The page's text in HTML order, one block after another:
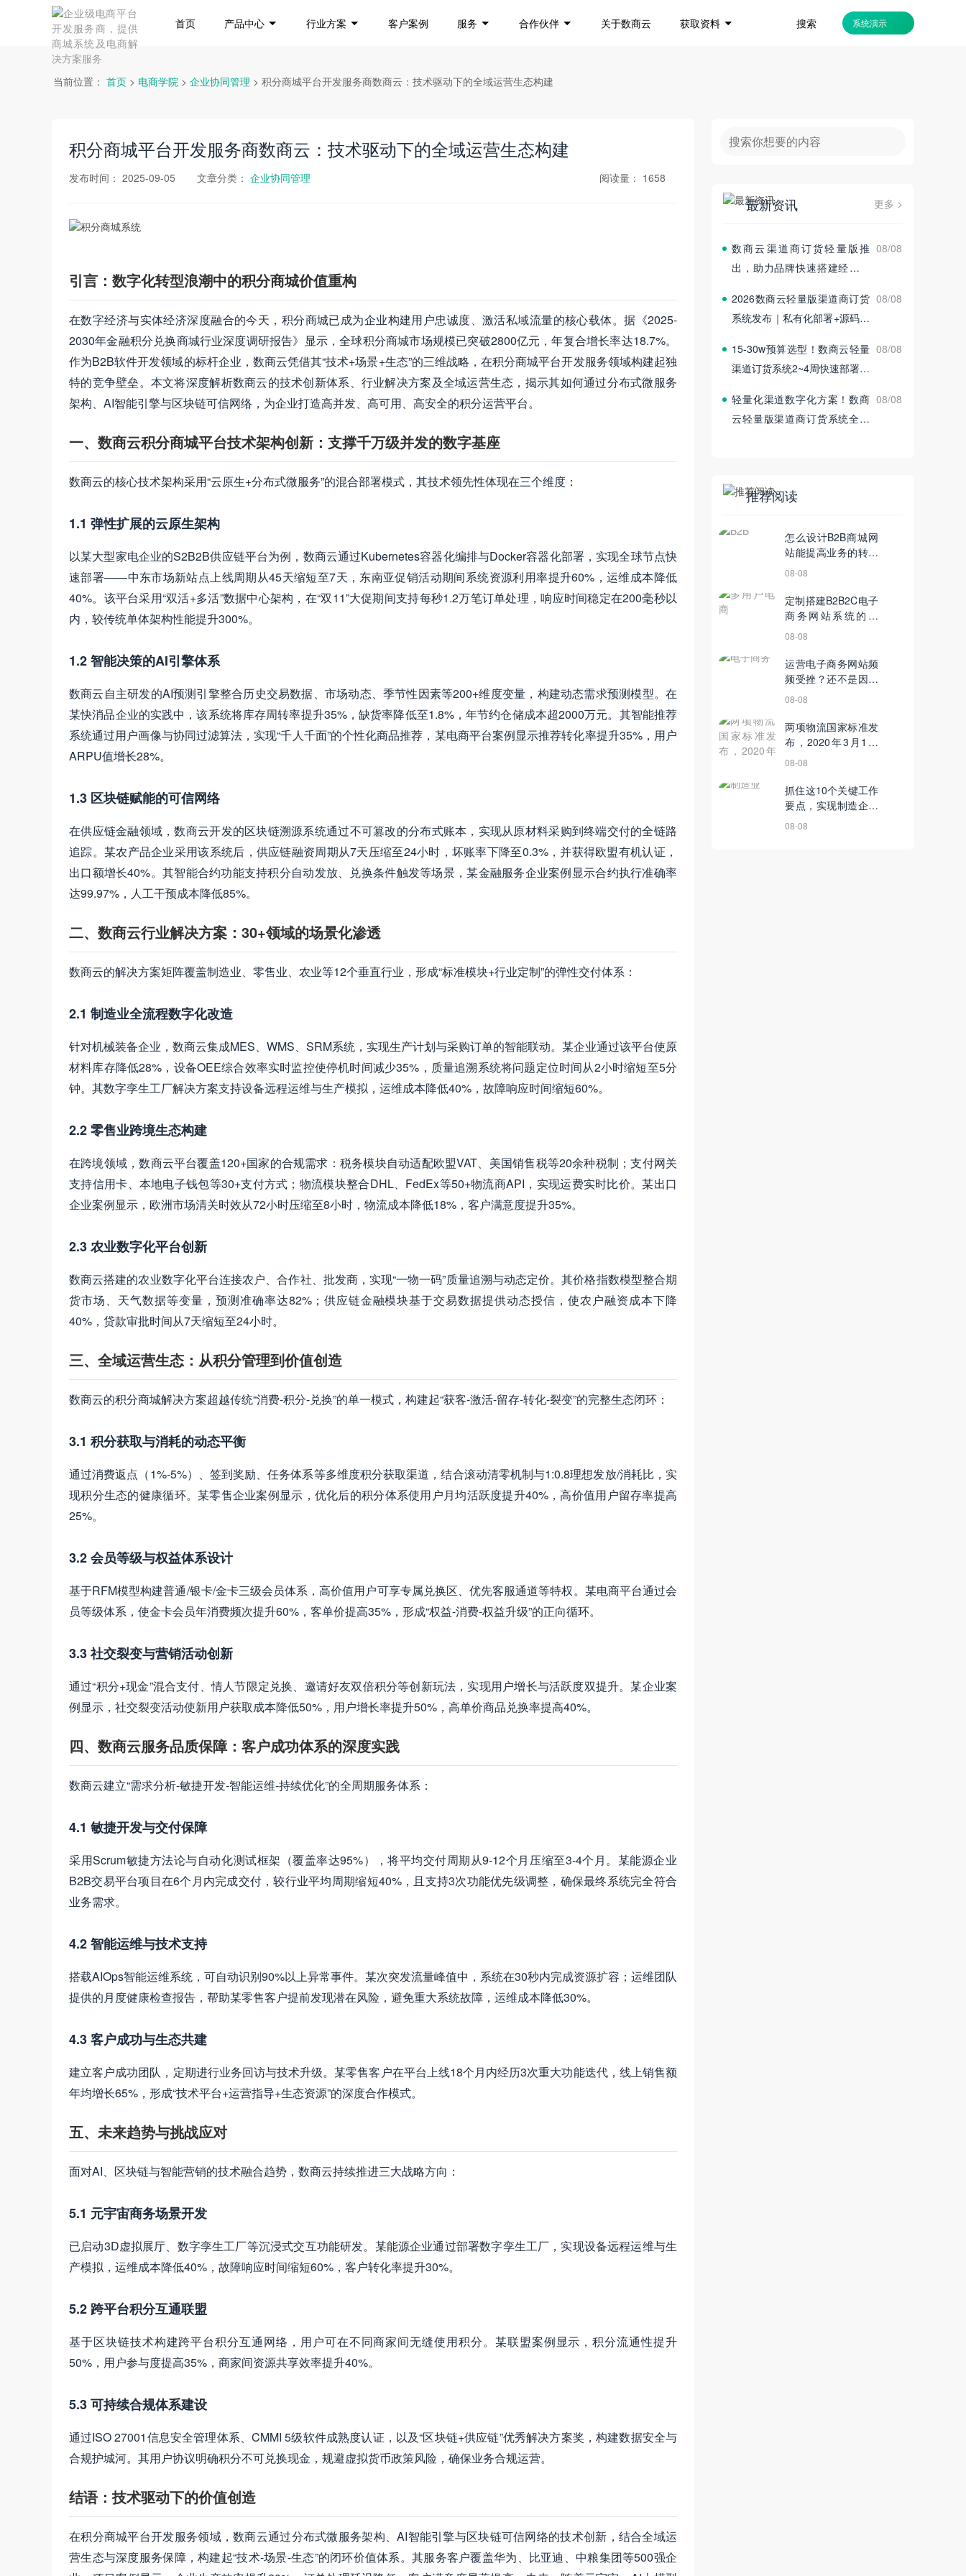
首页 产品中心 行业方案 客户案例 服务 合作伙伴 关于数商云 获取资料 搜索 系统演示
当前位置： 首页 > 电商学院 > 企业协同管理 > 积分商城平台开发服务商数商云：技术驱动下的全域运营生态构建
积分商城平台开发服务商数商云：技术驱动下的全域运营生态构建
发布时间： 2025-09-05 文章分类： 企业协同管理 阅读量： 1658
引言：数字化转型浪潮中的积分商城价值重构
在数字经济与实体经济深度融合的今天，积分商城已成为企业构建用户忠诚度、激活私域流量的核心载体。据《2025-
2030年金融积分兑换商城行业深度调研报告》显示，全球积分商城市场规模已突破2800亿元，年复合增长率达18.7%。
作为B2B软件开发领域的标杆企业，数商云凭借其“技术+场景+生态”的三维战略，在积分商城平台开发服务领域构建起独
特的竞争壁垒。本文将深度解析数商云的技术创新体系、行业解决方案及全域运营生态，揭示其如何通过分布式微服务
架构、AI智能引擎与区块链可信网络，为企业打造高并发、高可用、高安全的积分运营平台。
一、数商云积分商城平台技术架构创新：支撑千万级并发的数字基座
数商云的核心技术架构采用“云原生+分布式微服务”的混合部署模式，其技术领先性体现在三个维度：
1.1 弹性扩展的云原生架构
以某大型家电企业的S2B2B供应链平台为例，数商云通过Kubernetes容器化编排与Docker容器化部署，实现全球节点快
速部署——中东市场新站点上线周期从45天缩短至7天，东南亚促销活动期间系统资源利用率提升60%，运维成本降低
40%。该平台采用“双活+多活”数据中心架构，在“双11”大促期间支持每秒1.2万笔订单处理，响应时间稳定在200毫秒以
内，较传统单体架构性能提升300%。
1.2 智能决策的AI引擎体系
数商云自主研发的AI预测引擎整合历史交易数据、市场动态、季节性因素等200+维度变量，构建动态需求预测模型。在
某快消品企业的实践中，该系统将库存周转率提升35%，缺货率降低至1.8%，年节约仓储成本超2000万元。其智能推荐
系统通过用户画像与协同过滤算法，实现“千人千面”的个性化商品推荐，某电商平台案例显示推荐转化率提升35%，用户
ARPU值增长28%。
1.3 区块链赋能的可信网络
在供应链金融领域，数商云开发的区块链溯源系统通过不可篡改的分布式账本，实现从原材料采购到终端交付的全链路
追踪。某农产品企业采用该系统后，供应链融资周期从7天压缩至24小时，坏账率下降至0.3%，并获得欧盟有机认证，
出口额增长40%。其智能合约功能支持积分自动发放、兑换条件触发等场景，某金融服务企业案例显示合约执行准确率
达99.97%，人工干预成本降低85%。
二、数商云行业解决方案：30+领域的场景化渗透
数商云的解决方案矩阵覆盖制造业、零售业、农业等12个垂直行业，形成“标准模块+行业定制”的弹性交付体系：
2.1 制造业全流程数字化改造
针对机械装备企业，数商云集成MES、WMS、SRM系统，实现生产计划与采购订单的智能联动。某企业通过该平台使原
材料库存降低28%，设备OEE综合效率实时监控使停机时间减少35%，质量追溯系统将问题定位时间从2小时缩短至5分
钟。其数字孪生工厂解决方案支持设备远程运维与生产模拟，运维成本降低40%，故障响应时间缩短60%。
2.2 零售业跨境生态构建
在跨境领域，数商云平台覆盖120+国家的合规需求：税务模块自动适配欧盟VAT、美国销售税等20余种税制；支付网关
支持信用卡、本地电子钱包等30+支付方式；物流模块整合DHL、FedEx等50+物流商API，实现运费实时比价。某出口
企业案例显示，欧洲市场清关时效从72小时压缩至8小时，物流成本降低18%，客户满意度提升35%。
2.3 农业数字化平台创新
数商云搭建的农业数字化平台连接农户、合作社、批发商，实现“一物一码”质量追溯与动态定价。其价格指数模型整合期
货市场、天气数据等变量，预测准确率达82%；供应链金融模块基于交易数据提供动态授信，使农户融资成本下降
40%，贷款审批时间从7天缩短至24小时。
三、全域运营生态：从积分管理到价值创造
数商云的积分商城解决方案超越传统“消费-积分-兑换”的单一模式，构建起“获客-激活-留存-转化-裂变”的完整生态闭环：
3.1 积分获取与消耗的动态平衡
通过消费返点（1%-5%）、签到奖励、任务体系等多维度积分获取渠道，结合滚动清零机制与1:0.8理想发放/消耗比，实
现积分生态的健康循环。某零售企业案例显示，优化后的积分体系使用户月均活跃度提升40%，高价值用户留存率提高
25%。
3.2 会员等级与权益体系设计
基于RFM模型构建普通/银卡/金卡三级会员体系，高价值用户可享专属兑换区、优先客服通道等特权。某电商平台通过会
员等级体系，使金卡会员年消费频次提升60%，客单价提高35%，形成“权益-消费-权益升级”的正向循环。
3.3 社交裂变与营销活动创新
通过“积分+现金”混合支付、情人节限定兑换、邀请好友双倍积分等创新玩法，实现用户增长与活跃度双提升。某企业案
例显示，社交裂变活动使新用户获取成本降低50%，用户增长率提升50%，高单价商品兑换率提高40%。
四、数商云服务品质保障：客户成功体系的深度实践
数商云建立“需求分析-敏捷开发-智能运维-持续优化”的全周期服务体系：
4.1 敏捷开发与交付保障
采用Scrum敏捷方法论与自动化测试框架（覆盖率达95%），将平均交付周期从9-12个月压缩至3-4个月。某能源企业
B2B交易平台项目在6个月内完成交付，较行业平均周期缩短40%，且支持3次功能优先级调整，确保最终系统完全符合
业务需求。
4.2 智能运维与技术支持
搭载AIOps智能运维系统，可自动识别90%以上异常事件。某次突发流量峰值中，系统在30秒内完成资源扩容；运维团队
提供的月度健康检查报告，帮助某零售客户提前发现潜在风险，避免重大系统故障，运维成本降低30%。
4.3 客户成功与生态共建
建立客户成功团队，定期进行业务回访与技术升级。某零售客户在平台上线18个月内经历3次重大功能迭代，线上销售额
年均增长65%，形成“技术平台+运营指导+生态资源”的深度合作模式。
五、未来趋势与挑战应对
面对AI、区块链与智能营销的技术融合趋势，数商云持续推进三大战略方向：
5.1 元宇宙商务场景开发
已启动3D虚拟展厅、数字孪生工厂等沉浸式交互功能研发。某能源企业通过部署数字孪生工厂，实现设备远程运维与生
产模拟，运维成本降低40%，故障响应时间缩短60%，客户转化率提升30%。
5.2 跨平台积分互通联盟
基于区块链技术构建跨平台积分互通网络，用户可在不同商家间无缝使用积分。某联盟案例显示，积分流通性提升
50%，用户参与度提高35%，商家间资源共享效率提升40%。
5.3 可持续合规体系建设
通过ISO 27001信息安全管理体系、CMMI 5级软件成熟度认证，以及“区块链+供应链”优秀解决方案奖，构建数据安全与
合规护城河。其用户协议明确积分不可兑换现金，规避虚拟货币政策风险，确保业务合规运营。
结语：技术驱动下的价值创造
在积分商城平台开发服务领域，数商云通过分布式微服务架构、AI智能引擎与区块链可信网络的技术创新，结合全域运
营生态与深度服务保障，构建起“技术-场景-生态”的闭环价值体系。其服务客户覆盖华为、比亚迪、中粮集团等500强企
最新资讯 更多 >
数商云渠道商订货轻量版推
出，助力品牌快速搭建经销商
08/08
2026数商云轻量版渠道商订货
系统发布｜私有化部署+源码交
08/08
15‑30w预算选型！数商云轻量
渠道订货系统2~4周快速部署上
08/08
轻量化渠道数字化方案！数商
云轻量版渠道商订货系统全新
08/08
推荐阅读
怎么设计B2B商城网
站能提高业务的转化
率
08-08
定制搭建B2B2C电子
商务网站系统的优
势，你真的了解吗？
08-08
运营电子商务网站频
频受挫？还不是因为
这些！
08-08
两项物流国家标准发
布，2020年3月1日
实施；京东物流服务
线丨9月17日【电商
简讯】
08-08
抓住这10个关键工作
要点，实现制造企业
供应链管理降本增效
08-08